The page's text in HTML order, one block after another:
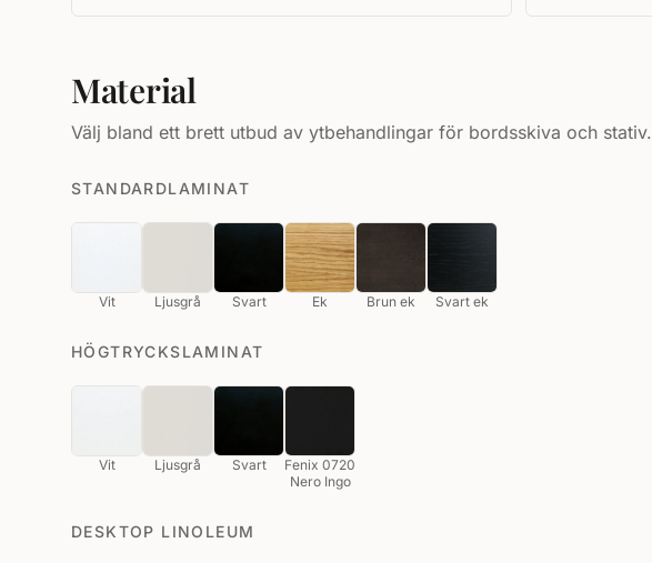
Material
Välj bland ett brett utbud av ytbehandlingar för bordsskiva och stativ.
STANDARDLAMINAT
Vit Ljusgrå Svart Ek Brun ek Svart ek
HÖGTRYCKSLAMINAT
Vit Ljusgrå Svart
Fenix 0720
Nero Ingo
DESKTOP LINOLEUM